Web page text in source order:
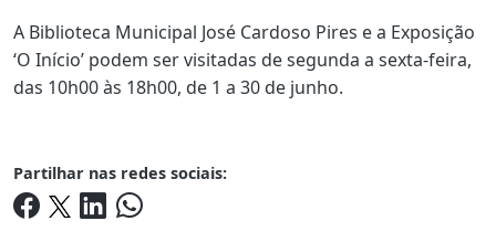
A Biblioteca Municipal José Cardoso Pires e a Exposição
‘O Início’ podem ser visitadas de segunda a sexta-feira,
das 10h00 às 18h00, de 1 a 30 de junho.
Partilhar nas redes sociais: